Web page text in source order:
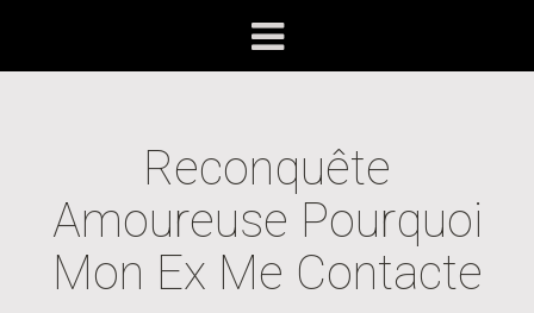
Reconquête
Amoureuse Pourquoi
Mon Ex Me Contacte